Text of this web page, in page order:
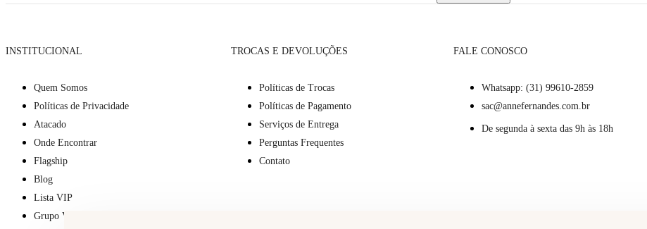
INSTITUCIONAL
Quem Somos
Políticas de Privacidade
Atacado
Onde Encontrar
Flagship
Blog
Lista VIP
Grupo VIP
TROCAS E DEVOLUÇÕES
Políticas de Trocas
Políticas de Pagamento
Serviços de Entrega
Perguntas Frequentes
Contato
FALE CONOSCO
Whatsapp: (31) 99610-2859
sac@annefernandes.com.br
De segunda à sexta das 9h às 18h